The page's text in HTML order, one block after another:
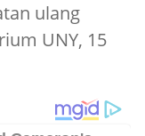
ulang
UNY, 15